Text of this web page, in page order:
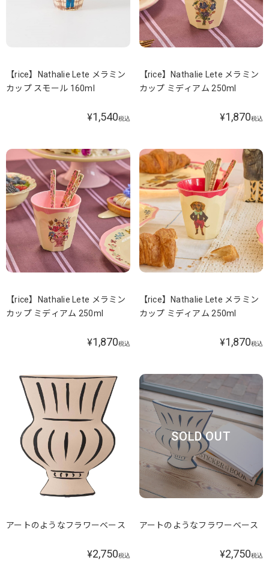
【rice】Nathalie Lete メラミン
カップ スモール 160ml
¥1,540税込
【rice】Nathalie Lete メラミン
カップ ミディアム 250ml
¥1,870税込
【rice】Nathalie Lete メラミン
カップ ミディアム 250ml
¥1,870税込
【rice】Nathalie Lete メラミン
カップ ミディアム 250ml
¥1,870税込
アートのようなフラワーベース
¥2,750税込
SOLD OUT
アートのようなフラワーベース
¥2,750税込